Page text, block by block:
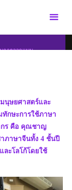
การออกแบบ
นุษยศาสตร์และ
ทักษะการใช้ภาษา
กร คือ คุณชาญ
ภาษาจีนทั้ง 4 ชั้นปี
ะโลโก้โดยใช้